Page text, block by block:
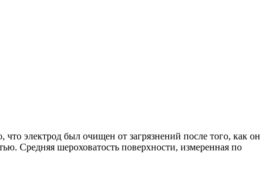
электрод был очищен от загрязнений после того, как он
Средняя шероховатость поверхности, измеренная по